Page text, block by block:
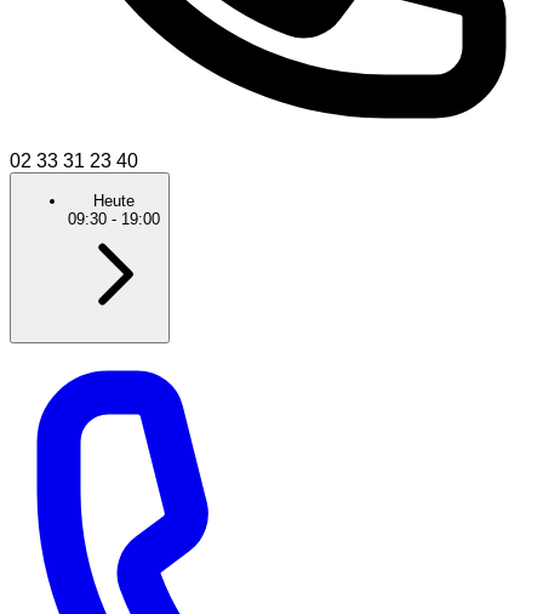
02 33 31 23 40
Heute
09:30 - 19:00